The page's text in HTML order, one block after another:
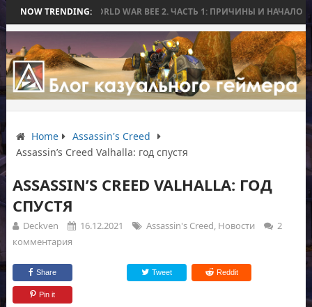
NOW TRENDING:
WORLD WAR BEE 2. ЧАСТЬ 1: ПРИЧИНЫ И НАЧАЛО
Home
Assassin's Creed
Assassin’s Creed Valhalla: год спустя
ASSASSIN’S CREED VALHALLA: ГОД
СПУСТЯ
Deckven 16.12.2021 Assassin's Creed Новости
2
комментария
Share Tweet Reddit
Pin it